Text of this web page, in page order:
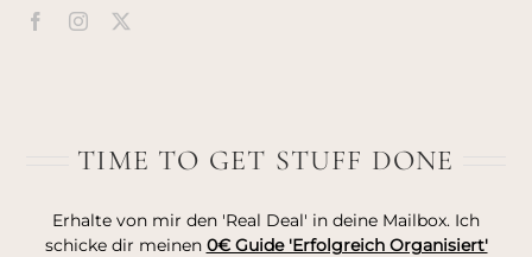
TIME TO GET STUFF DONE
Erhalte von mir den 'Real Deal' in deine Mailbox. Ich
schicke dir meinen 0€ Guide 'Erfolgreich Organisiert'